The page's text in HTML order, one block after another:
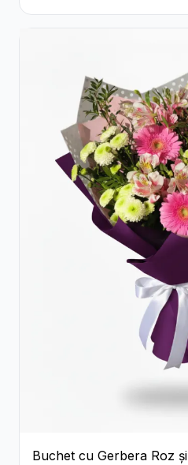
Buchet cu Gerbera Roz și